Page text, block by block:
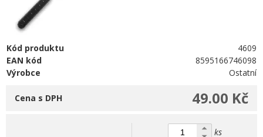
Kód produktu
4609
EAN kód
8595166746098
Výrobce
Ostatní
49.00 Kč
Cena s DPH
ks